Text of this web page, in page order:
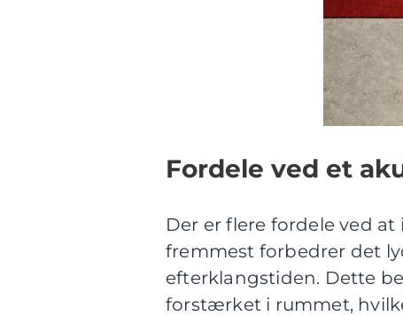
Fordele ved et
Der er flere fordele ved at
fremmest forbedrer det
efterklangstiden. Dette
forstærket i rummet,